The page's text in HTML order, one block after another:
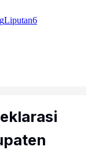
Liputan6